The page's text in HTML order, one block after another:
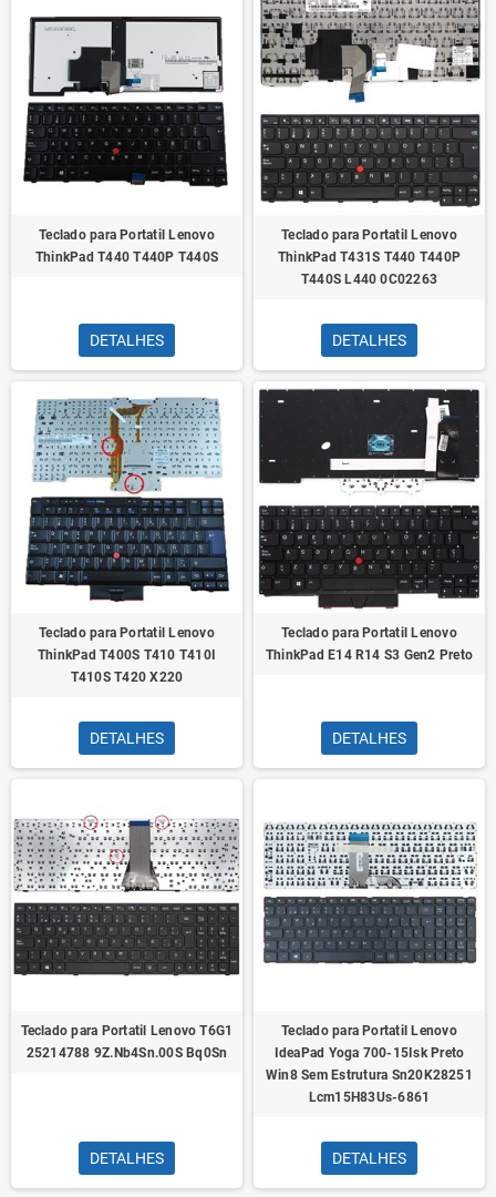
Teclado para Portatil Lenovo
ThinkPad T440 T440P T440S
DETALHES
Teclado para Portatil Lenovo
ThinkPad T431S T440 T440P
T440S L440 0C02263
DETALHES
Teclado para Portatil Lenovo
ThinkPad T400S T410 T410I
T410S T420 X220
DETALHES
Teclado para Portatil Lenovo
ThinkPad E14 R14 S3 Gen2 Preto
DETALHES
Teclado para Portatil Lenovo T6G1
25214788 9Z.Nb4Sn.00S Bq0Sn
DETALHES
Teclado para Portatil Lenovo
IdeaPad Yoga 700-15Isk Preto
Win8 Sem Estrutura Sn20K28251
Lcm15H83Us-6861
DETALHES